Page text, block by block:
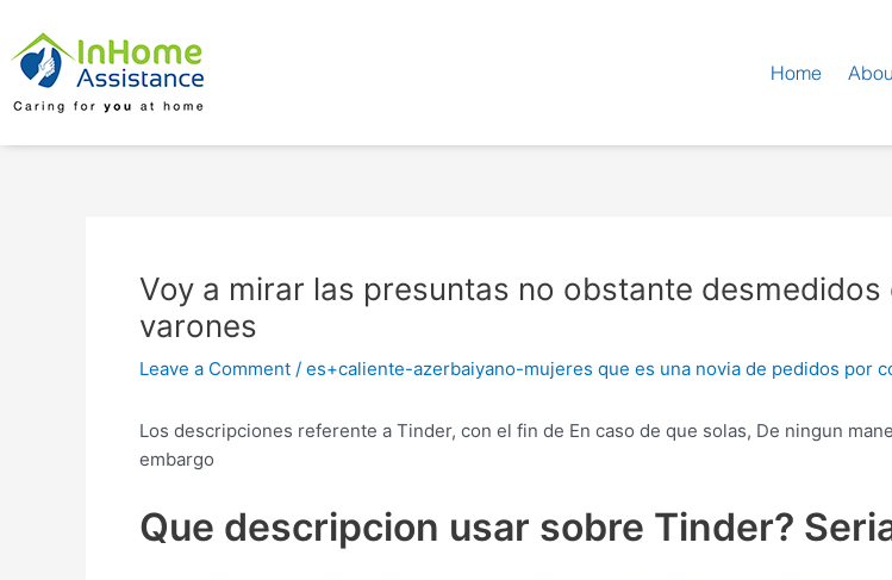
content
Home
Voy a mirar las presuntas no obstante
varones
Leave a Comment / es+caliente-azerbaiyano-mujeres que es una novia de pedidos por
Los descripciones referente a Tinder, con el fin de En caso de que solas, De ningun
embargo
Que descripcion usar sobre Tinder?
navigation